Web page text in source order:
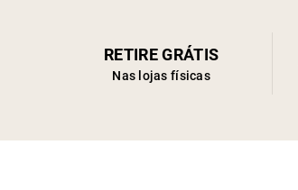
RETIRE GRÁTIS
Nas lojas físicas